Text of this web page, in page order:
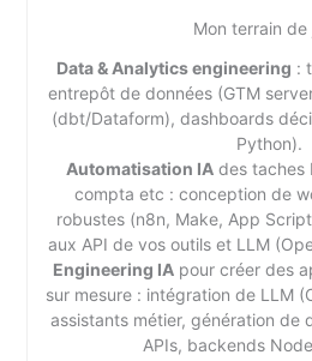
Mon terrain de
Data & Analytics engineering :
entrepôt de données (GTM
(dbt/Dataform), dashboards
Python).
Automatisation IAdes taches
compta etc : conception de
robustes (n8n, Make, App
aux API de vos outils et LLM
Engineering IA pour créer des
sur mesure : intégration de LLM
assistants métier, génération de
APIs, backends